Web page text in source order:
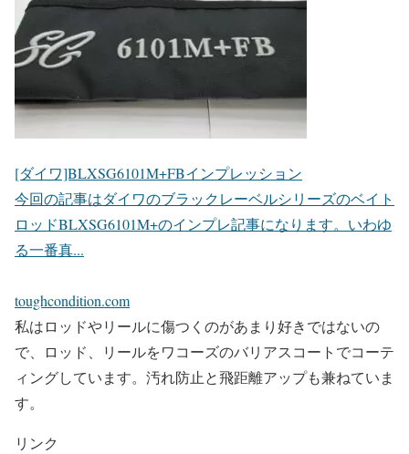
[ダイワ]BLXSG6101M+FBインプレッション
今回の記事はダイワのブラックレーベルシリーズのベイト
ロッドBLXSG6101M+のインプレ記事になります。いわゆ
る一番真...
toughcondition.com
私はロッドやリールに傷つくのがあまり好きではないの
で、ロッド、リールをワコーズのバリアスコートでコーテ
ィングしています。汚れ防止と飛距離アップも兼ねていま
す。
リンク